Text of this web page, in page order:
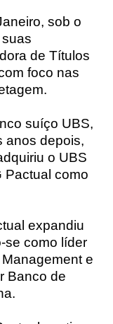
sob o
de Títulos
foco nas
suíço UBS,
anos depois,
o UBS
Pactual como
expandiu
se como líder
e
Banco de